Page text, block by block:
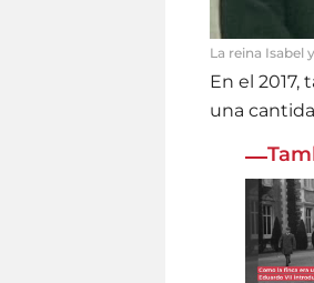
La reina Isabel
En el
una